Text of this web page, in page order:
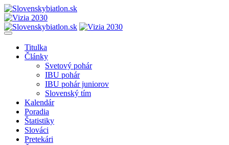
Titulka
Články
Svetový pohár
IBU pohár
IBU pohár juniorov
Slovenský tím
Kalendár
Poradia
Štatistiky
Slováci
Pretekári